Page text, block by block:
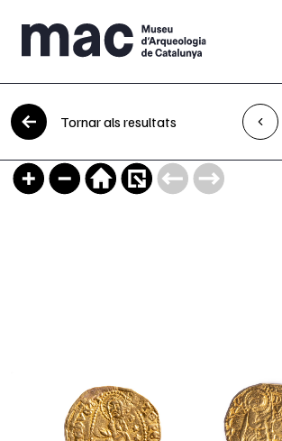
Vés al contingut
Tornar als resultats